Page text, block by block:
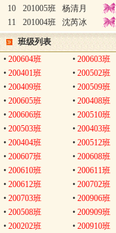
10
201005班 杨清月
11
201004班 沈芮冰
班级列表
• 200604班 • 200603班
• 200401班 • 200502班
• 200409班 • 200509班
• 200605班 • 200408班
• 200606班 • 200510班
• 200503班 • 200403班
• 200404班 • 200512班
• 200607班 • 200608班
• 200610班 • 200611班
• 200612班 • 200702班
• 200703班 • 200906班
• 200508班 • 200909班
• 200202班 • 200910班